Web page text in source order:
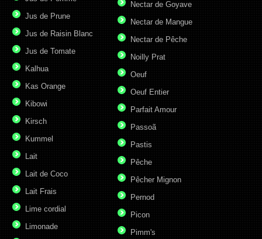
Jus de Prune
Jus de Raisin Blanc
Jus de Tomate
Kalhua
Kas Orange
Kibowi
Kirsch
Kummel
Lait
Lait de Coco
Lait Frais
Lime cordial
Limonade
Nectar de Goyave
Nectar de Mangue
Nectar de Pêche
Noilly Prat
Oeuf
Oeuf Entier
Parfait Amour
Passoã
Pastis
Pêche
Pêcher Mignon
Pernod
Picon
Pimm's